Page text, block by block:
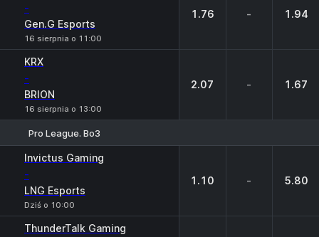
-
Gen.G Esports
16 sierpnia o 11:00
1.76 - 1.94
KRX
-
BRION
16 sierpnia o 13:00
2.07 - 1.67
Pro League. Bo3
Invictus Gaming
-
LNG Esports
Dziś o 10:00
1.10 - 5.80
ThunderTalk Gaming